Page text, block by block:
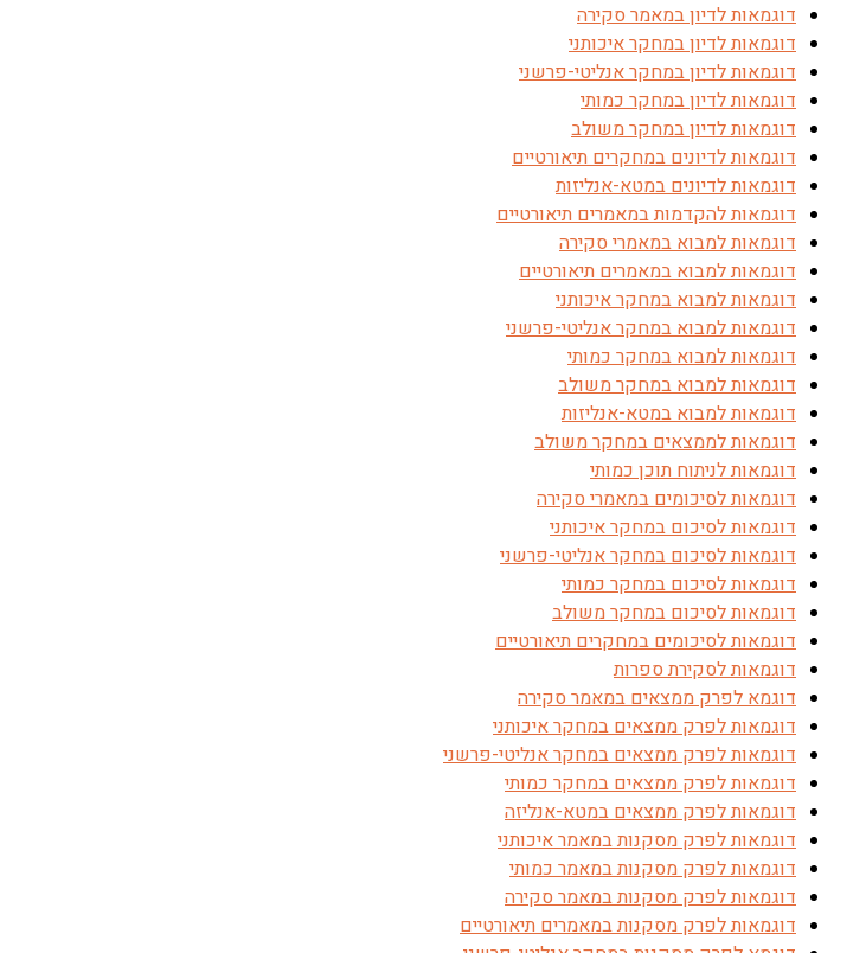
דוגמאות לדיון במאמר סקירה
דוגמאות לדיון במחקר איכותני
דוגמאות לדיון במחקר אנליטי-פרשני
דוגמאות לדיון במחקר כמותי
דוגמאות לדיון במחקר משולב
דוגמאות לדיונים במחקרים תיאורטיים
דוגמאות לדיונים במטא-אנליזות
דוגמאות להקדמות במאמרים תיאורטיים
דוגמאות למבוא במאמרי סקירה
דוגמאות למבוא במאמרים תיאורטיים
דוגמאות למבוא במחקר איכותני
דוגמאות למבוא במחקר אנליטי-פרשני
דוגמאות למבוא במחקר כמותי
דוגמאות למבוא במחקר משולב
דוגמאות למבוא במטא-אנליזות
דוגמאות לממצאים במחקר משולב
דוגמאות לניתוח תוכן כמותי
דוגמאות לסיכומים במאמרי סקירה
דוגמאות לסיכום במחקר איכותני
דוגמאות לסיכום במחקר אנליטי-פרשני
דוגמאות לסיכום במחקר כמותי
דוגמאות לסיכום במחקר משולב
דוגמאות לסיכומים במחקרים תיאורטיים
דוגמאות לסקירת ספרות
דוגמא לפרק ממצאים במאמר סקירה
דוגמאות לפרק ממצאים במחקר איכותני
דוגמאות לפרק ממצאים במחקר אנליטי-פרשני
דוגמאות לפרק ממצאים במחקר כמותי
דוגמאות לפרק ממצאים במטא-אנליזה
דוגמאות לפרק מסקנות במאמר איכותני
דוגמאות לפרק מסקנות במאמר כמותי
דוגמאות לפרק מסקנות במאמר סקירה
דוגמאות לפרק מסקנות במאמרים תיאורטיים